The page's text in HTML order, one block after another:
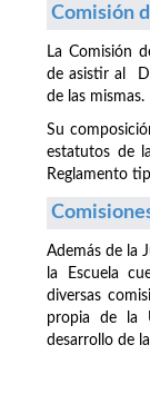
Comisión
La Comisión
de asistir al
de las mismas.
Su
estatutos de
Reglamento
Además de la
la Escuela
diversas
propia de la
desarrollo de